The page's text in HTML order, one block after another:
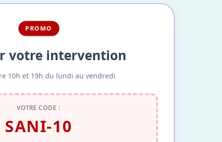
PROMO
votre intervention
10h et 19h du lundi au vendredi
VOTRE CODE :
SANI-10